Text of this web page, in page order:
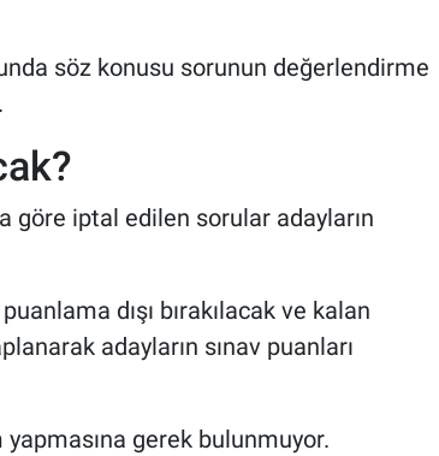
söz konusu sorunun değerlendirme
göre iptal edilen sorular adayların
dışı bırakılacak ve kalan
adayların sınav puanları
gerek bulunmuyor.